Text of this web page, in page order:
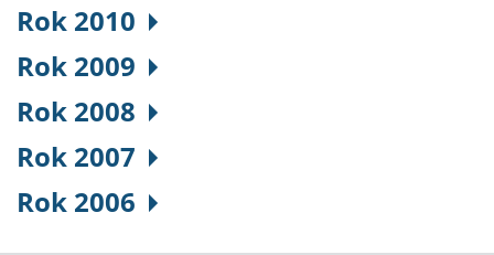
Rok 2010
Rok 2009
Rok 2008
Rok 2007
Rok 2006